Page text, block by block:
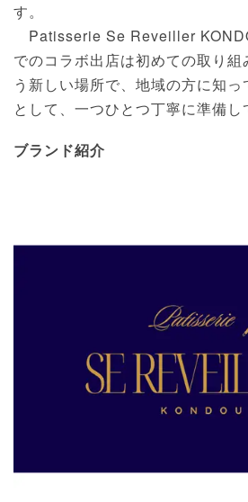
す。
Patisserie Se Reveiller
でのコラボ出店は初めての取り
う新しい場所で、地域の方に知
として、一つひとつ丁寧に準備し
ブランド紹介